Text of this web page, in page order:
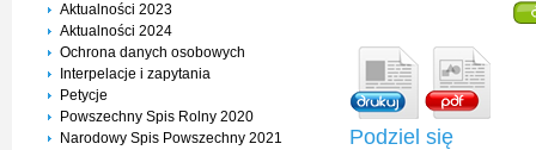
Aktualności 2023
Aktualności 2024
Ochrona danych osobowych
Interpelacje i zapytania
Petycje
Powszechny Spis Rolny 2020
Narodowy Spis Powszechny 2021
Podziel się